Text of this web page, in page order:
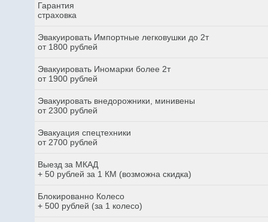
Гарантия
страховка
Эвакуировать Импортные легковушки до 2т
от 1800 рублей
Эвакуировать Иномарки более 2т
от 1900 рублей
Эвакуировать внедорожники, минивены
от 2300 рублей
Эвакуация спецтехники
от 2700 рублей
Выезд за МКАД
+ 50 рублей за 1 КМ (возможна скидка)
Блокированно Колесо
+ 500 рублей (за 1 колесо)